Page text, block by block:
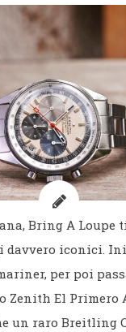
Bring A Loupe
iconici.
per poi
El Primero
un raro Breitling